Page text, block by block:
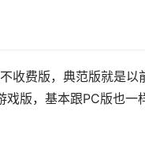
收费版，典范版就是以
版，基本跟PC版也一